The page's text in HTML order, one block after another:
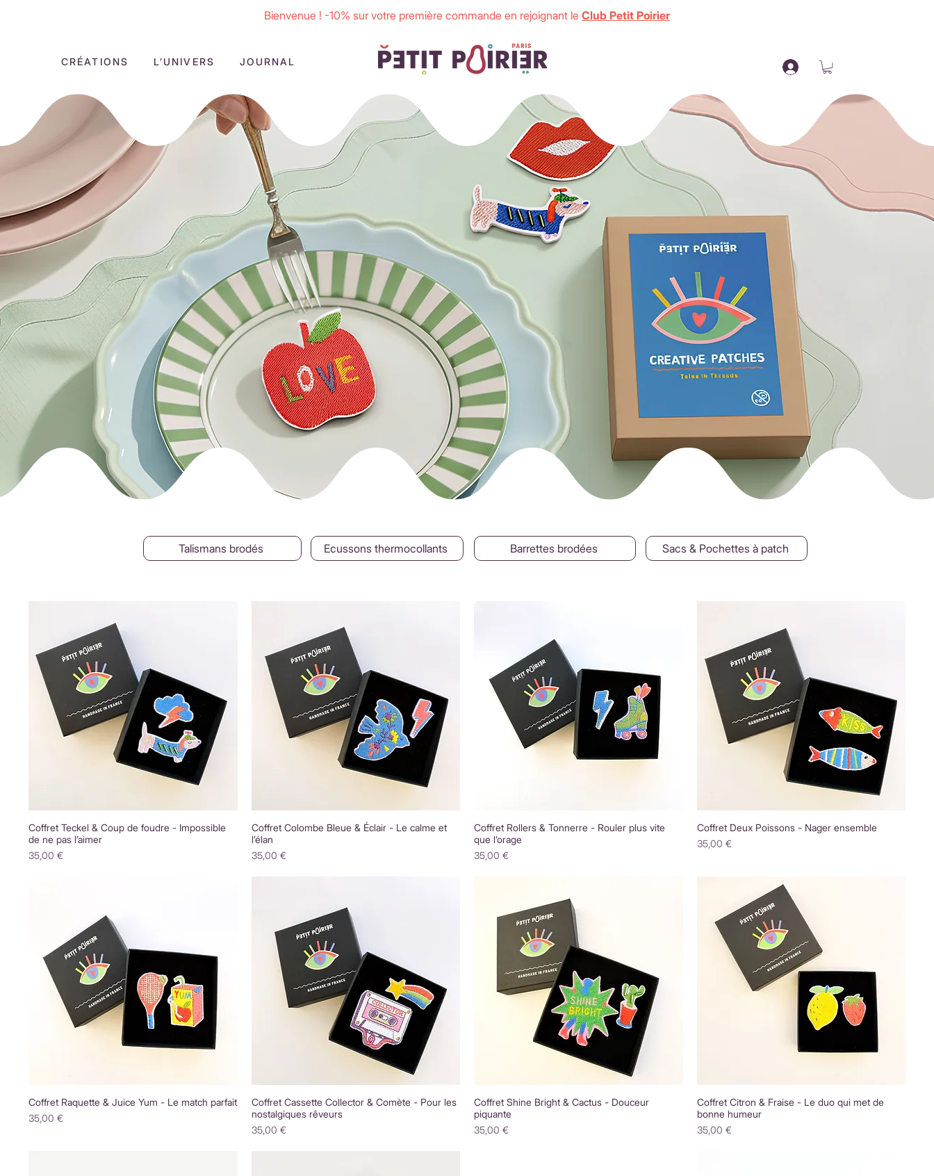
Bienvenue ! -10% sur votre première commande en rejoignant le Club Petit Poirier
CRÉATIONS L’UNIVERS JOURNAL
Talismans brodés Ecussons thermocollants Barrettes brodées Sacs & Pochettes à patch
Coffret Teckel & Coup de foudre - Impossible
de ne pas l’aimer
Prix
35,00 €
Coffret Colombe Bleue & Éclair - Le calme et
l’élan
Prix
35,00 €
Coffret Rollers & Tonnerre - Rouler plus vite
que l’orage
Prix
35,00 €
Coffret Deux Poissons - Nager ensemble
Prix
35,00 €
Coffret Raquette & Juice Yum - Le match parfait
Prix
35,00 €
Coffret Cassette Collector & Comète - Pour les
nostalgiques rêveurs
Prix
35,00 €
Coffret Shine Bright & Cactus - Douceur
piquante
Prix
35,00 €
Coffret Citron & Fraise - Le duo qui met de
bonne humeur
Prix
35,00 €